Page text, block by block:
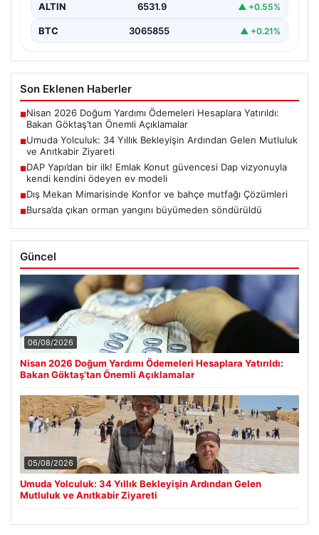
ALTIN 6531.9 ▲ +0.55%
BTC 3065855 ▲ +0.21%
Son Eklenen Haberler
■Nisan 2026 Doğum Yardımı Ödemeleri Hesaplara Yatırıldı:
Bakan Göktaş’tan Önemli Açıklamalar
■Umuda Yolculuk: 34 Yıllık Bekleyişin Ardından Gelen Mutluluk
ve Anıtkabir Ziyareti
■DAP Yapı’dan bir ilk! Emlak Konut güvencesi Dap vizyonuyla
kendi kendini ödeyen ev modeli
■Dış Mekan Mimarisinde Konfor ve bahçe mutfağı Çözümleri
■Bursa’da çıkan orman yangını büyümeden söndürüldü
Güncel
06/08/2026
Nisan 2026 Doğum Yardımı Ödemeleri Hesaplara Yatırıldı:
Bakan Göktaş’tan Önemli Açıklamalar
05/08/2026
Umuda Yolculuk: 34 Yıllık Bekleyişin Ardından Gelen
Mutluluk ve Anıtkabir Ziyareti